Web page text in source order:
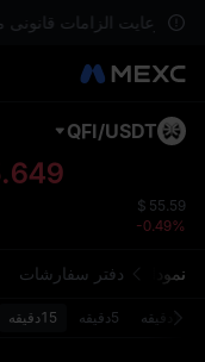
رعایت الزامات
QFI/USDT
$ 55.59
-0.49%
نمودار دفتر سفارشات
1دقیقه 5دقیقه 15دقیقه